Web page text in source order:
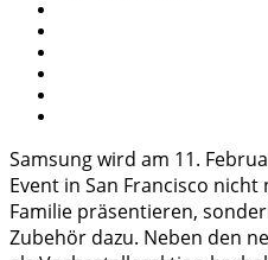
Samsung wird am 11.
Event in San Francisco nicht
Familie präsentieren,
Zubehör dazu. Neben den